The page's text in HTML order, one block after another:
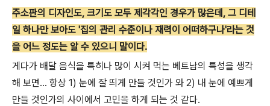
주소판의 디자인도, 크기도 모두 제각각인 경우가 많은데, 그 디테
일 하나만 보아도 '집의 관리 수준이나 재력이 어떠하구나'라는 것
을 어느 정도는 알 수 있으니 말이다.
게다가 배달 음식을 특히나 많이 시켜 먹는 베트남의 특성을 생각
해 보면... 항상 1) 눈에 잘 띄게 만들 것인가 와 2) 내 눈에 예쁘게
만들 것인가의 사이에서 고민을 하게 되는 것 같다.